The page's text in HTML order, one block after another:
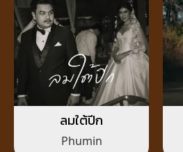
ลมใต้ปีก
Phumin